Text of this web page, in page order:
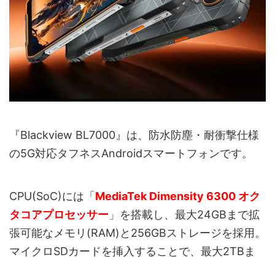
『Blackview BL7000』は、防水防塵・耐衝撃仕様
の5G対応タフネスAndroidスマートフォンです。
CPU(SoC)には「 MediaTek Dimensity 6300 オク
タコアプロセッサー 」を搭載し、最大24GBまで拡
張可能なメモリ(RAM)と256GBストレージを採用。
マイクロSDカードを挿入することで、最大2TBま